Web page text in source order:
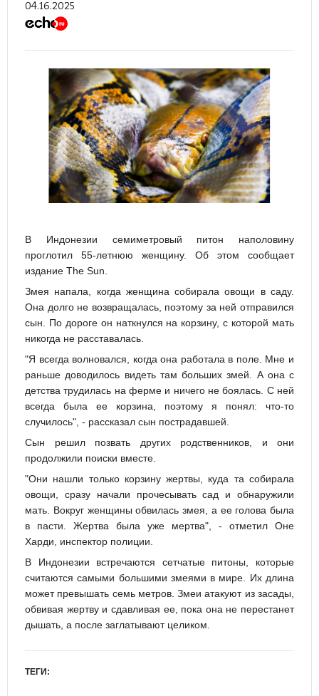
04.16.2025
В Индонезии семиметровый питон наполовину
проглотил 55-летнюю женщину. Об этом сообщает
издание The Sun.
Змея напала, когда женщина собирала овощи в саду.
Она долго не возвращалась, поэтому за ней отправился
сын. По дороге он наткнулся на корзину, с которой мать
никогда не расставалась.
"Я всегда волновался, когда она работала в поле. Мне и
раньше доводилось видеть там больших змей. А она с
детства трудилась на ферме и ничего не боялась. С ней
всегда была ее корзина, поэтому я понял: что-то
случилось", - рассказал сын пострадавшей.
Сын решил позвать других родственников, и они
продолжили поиски вместе.
"Они нашли только корзину жертвы, куда та собирала
овощи, сразу начали прочесывать сад и обнаружили
мать. Вокруг женщины обвилась змея, а ее голова была
в пасти. Жертва была уже мертва", - отметил Оне
Харди, инспектор полиции.
В Индонезии встречаются сетчатые питоны, которые
считаются самыми большими змеями в мире. Их длина
может превышать семь метров. Змеи атакуют из засады,
обвивая жертву и сдавливая ее, пока она не перестанет
дышать, а после заглатывают целиком.
ТЕГИ: